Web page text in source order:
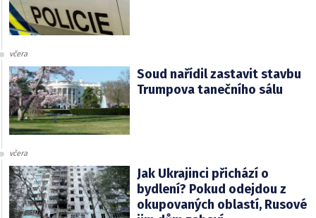
včera
Soud nařídil zastavit stavbu
Trumpova tanečního sálu
včera
Jak Ukrajinci přichází o
bydlení? Pokud odejdou z
okupovaných oblastí, Rusové